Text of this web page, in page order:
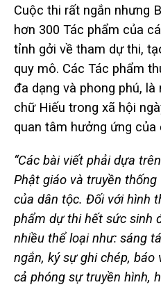
Cuộc thi rất ngắn nhưng
hơn 300 Tác phẩm của
tỉnh gởi về tham dự thi,
quy mô. Các Tác phẩm
đa dạng và phong phú,
chữ Hiếu trong xã hội
quan tâm hưởng ứng
“Các bài viết phải dựa
Phật giáo và truyền
của dân tộc. Đối với hình
phẩm dự thi hết sức sinh
nhiều thể loại như: sáng
ngắn, ký sự ghi chép,
cả phóng sự truyền hình,